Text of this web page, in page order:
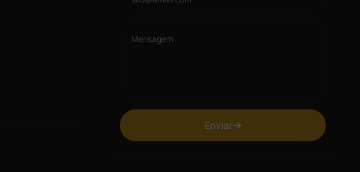
Enviar